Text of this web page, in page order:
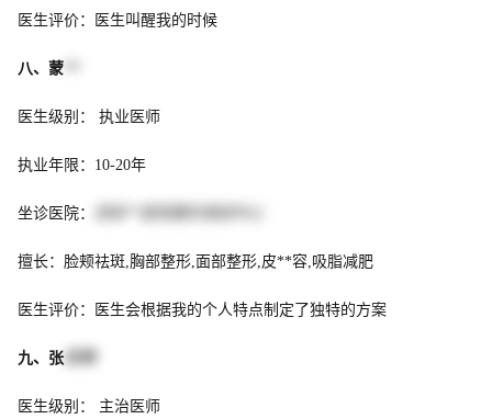
医生评价：医生叫醒我的时候
八、蒙
医生级别： 执业医师
执业年限：10-20年
坐诊医院：
擅长：脸颊祛斑,胸部整形,面部整形,皮**容,吸脂减肥
医生评价：医生会根据我的个人特点制定了独特的方案
九、张
医生级别： 主治医师